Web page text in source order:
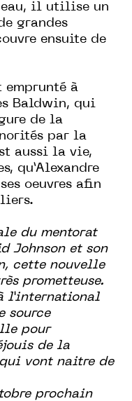
il utilise un
grandes
ensuite de
emprunté à
Baldwin, qui
de la
par la
aussi la vie,
qu’Alexandre
oeuvres afin
du mentorat
Johnson et son
cette nouvelle
prometteuse.
l’international
source
pour
de la
vont naitre de
prochain